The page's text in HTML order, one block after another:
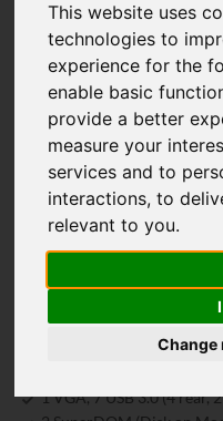
This website uses
technologies to
experience for the
enable basic
provide a better
measure your
services and to
interactions,to
relevant to you.
Change
PCI-E 4.0 x16 slots, dual
power supply.
Key Features -
Storage
Single AMD EPYC™
Processor drop-in
16 DIMMs; up to 4TB
RDIMM/LRDIMM
2 PCI-E 4.0 x16 (FHHL)
Integrated IPMI 2.0 +
of Band License key
10 Hot-swap U.2
1 VGA, 7 USB 3.0 (4 rear,